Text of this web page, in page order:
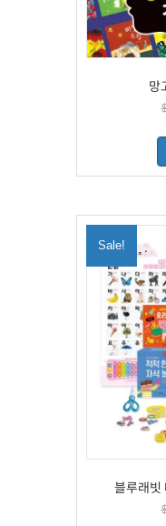
망
Sale!
블루래빗